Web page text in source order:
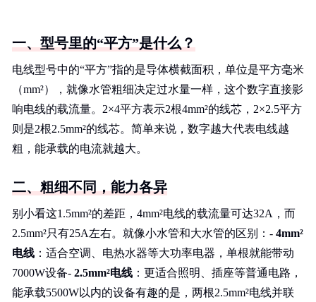
一、型号里的“平方”是什么？
电线型号中的“平方”指的是导体横截面积，单位是平方毫米
（mm²），就像水管粗细决定过水量一样，这个数字直接影
响电线的载流量。2×4平方表示2根4mm²的线芯，2×2.5平方
则是2根2.5mm²的线芯。简单来说，数字越大代表电线越
粗，能承载的电流就越大。
二、粗细不同，能力各异
别小看这1.5mm²的差距，4mm²电线的载流量可达32A，而
2.5mm²只有25A左右。就像小水管和大水管的区别：- 4mm²
电线 ：适合空调、电热水器等大功率电器，单根就能带动
7000W设备- 2.5mm²电线 ：更适合照明、插座等普通电路，
能承载5500W以内的设备有趣的是，两根2.5mm²电线并联